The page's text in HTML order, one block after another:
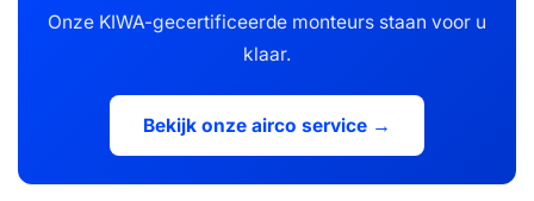
Onze KIWA-gecertificeerde monteurs staan voor u
klaar.
Bekijk onze airco service →